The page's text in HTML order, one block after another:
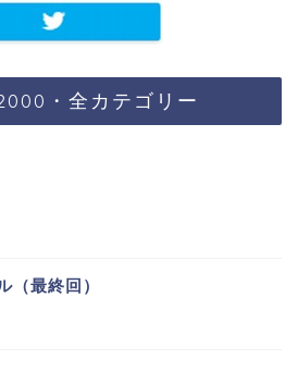
・全カテゴリー
（最終回）